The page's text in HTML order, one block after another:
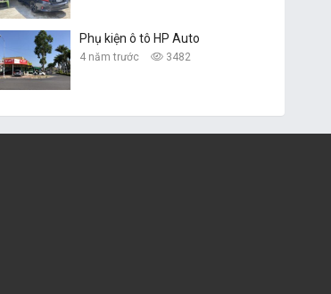
Phụ kiện ô tô HP Auto
4 năm trước 3482